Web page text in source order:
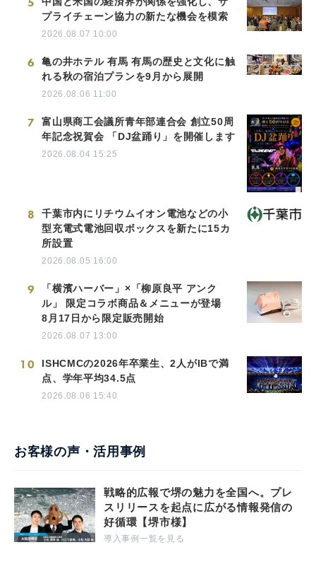
プライチェーン協力の新たな機会を模索
2026.08.07 10:00
6
亀の井ホテル 有馬 有馬の歴史と文化に触
れる秋の宿泊プランを9月から展開
2026.08.06 11:00
7
富山県商工会議所青年部連合会 創立50周
年記念祝賀会 「DJ盆踊り」を開催します
2026.08.04 15:25
8
千葉市内にリチウムイオン電池などの小
型充電式電池回収ボックスを新たに15カ
所設置
2026.08.05 16:00
9
「横濱ハーバー」×「柳原良平 アンク
ル」 限定コラボ商品＆メニューが登場
8月17日から限定販売開始
2026.08.07 13:00
10
ISHCMCの2026年卒業生、2人がIBで満
点、学年平均34.5点
2026.08.06 15:40
お客様の声・活用事例
戦略的広報で堺の魅力を全国へ。プレ
スリリースを起点に広がる情報発信の
好循環【堺市様】
導入事例一覧を見る